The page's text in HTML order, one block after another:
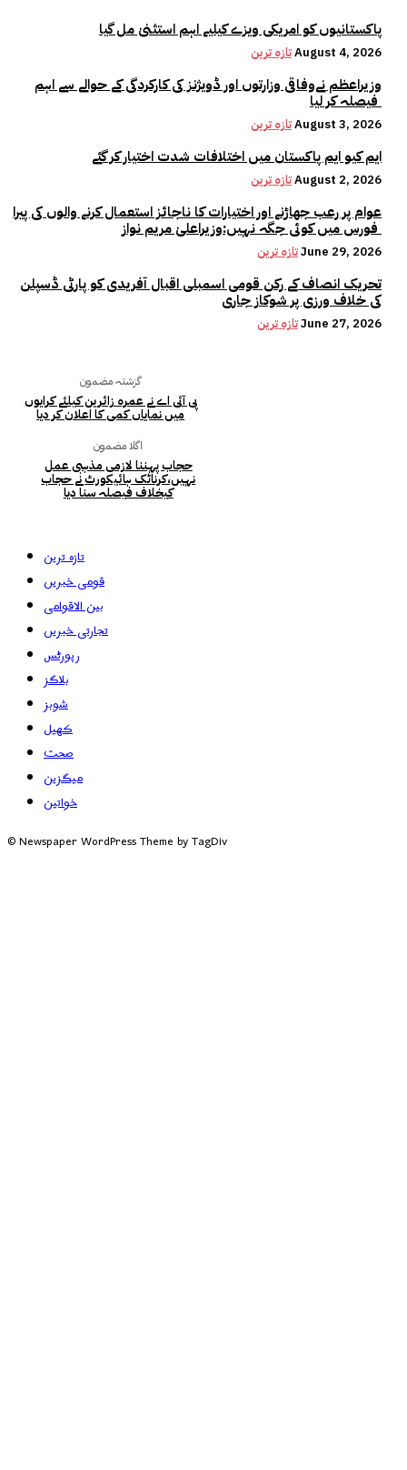
پاکستانیوں کو امریکی ویزے کیلیے اہم استثنیٰ مل گیا
تازہ ترینAugust 4, 2026
وزیراعظم نےوفاقی وزارتوں اور ڈویژنز کی کارکردگی کے حوالے سے اہم
تازہ ترینAugust 3, 2026
ایم کیو ایم پاکستان میں اختلافات شدت اختیار کر گئے
تازہ ترینAugust 2, 2026
عوام پر رعب جھاڑنے اور اختیارات کا ناجائز استعمال کرنے والوں کی پیرا
تازہ ترینJune 29, 2026
تحریک انصاف کے رکن قومی اسمبلی اقبال آفریدی کو پارٹی ڈسپلن
کی خلاف ورزی پر شوکاز جاری
تازہ ترینJune 27, 2026
گزشتہ مضمون
پی آئی اے نے عمرہ زائرین کیلئے کرایوں
میں نمایاں کمی کا اعلان کر دیا
اگلا مضمون
حجاب پہننا لازمی مذہبی عمل
نہیں،کرناٹک ہائیکورٹ نے حجاب
کیخلاف فیصلہ سنا دیا
تازہ ترین
قومی خبریں
بین الاقوامی
تجارتی خبریں
رپورٹس
بلاگز
شوبز
کھیل
صحت
میگزین
خواتین
© Newspaper WordPress Theme by TagDiv